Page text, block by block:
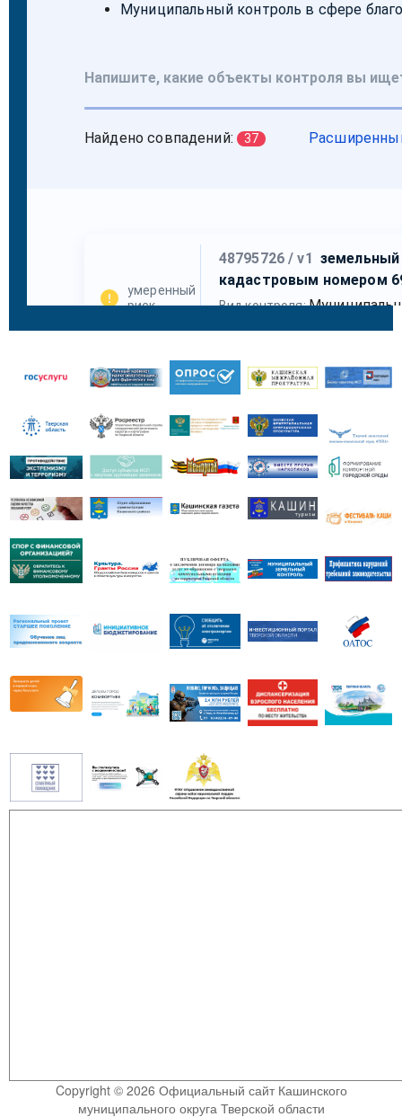
Copyright © 2026 Официальный сайт Кашинского
муниципального округа Тверской области